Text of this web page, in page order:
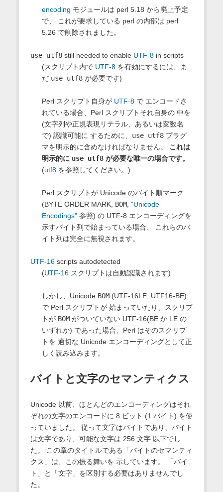
encoding モジュールは perl 5.18 から廃止予定
で、 これが要求している perl の内部は perl
5.26 で削除されました。
use utf8still needed to enable UTF-8in scripts
(スクリプト内で UTF-8を有効にするには、ま
だ use utf8が必要です)
Perl スクリプト自身が UTF-8で エンコードさ
れている場合、Perl スクリプトそれ自身の 中を
(文字列や正規表現リテラル、あるいは変数名
で) 認識可能に するために、 use utf8プラグ
マを明示的に含めなければなりません。 これは
明示的に use utf8が必要な唯一の場合です。
(utf8を参照してください。)
Perl スクリプトが Unicode のバイト順マーク
(BYTE ORDER MARK, BOM, "Unicode
Encodings"参照) の UTF-8 エンコーディングを
示すバイト列で始まっている場合、 これらのバ
イト列は完全に無視されます。
UTF-16scripts autodetected
(UTF-16スクリプトは自動認識されます)
しかし、Unicode BOM(UTF-16LE, UTF16-BE)
で Perl スクリプトが 始まっていたり、スクリプ
トが BOMがついていない UTF-16(BE か LE の
いずれか) であった場合、Perl はそのスクリプ
トを 適切な Unicode エンコーディングとして正
しく読み込みます。
バイトと文字のセマンティクス
Unicode 以前、ほとんどのエンコーディングはそれ
ぞれの文字のエンコードに 8 ビット (1 バイト) を使
っていました。 従って文字はバイトであり、バイト
は文字であり、可能な文字は 256 文字 以下でし
た。 この章のタイトルである「バイトのセマンティ
クス」は、この振る舞いを 示しています。 「バイ
ト」と「文字」を区別する必要はありませんでし
た。